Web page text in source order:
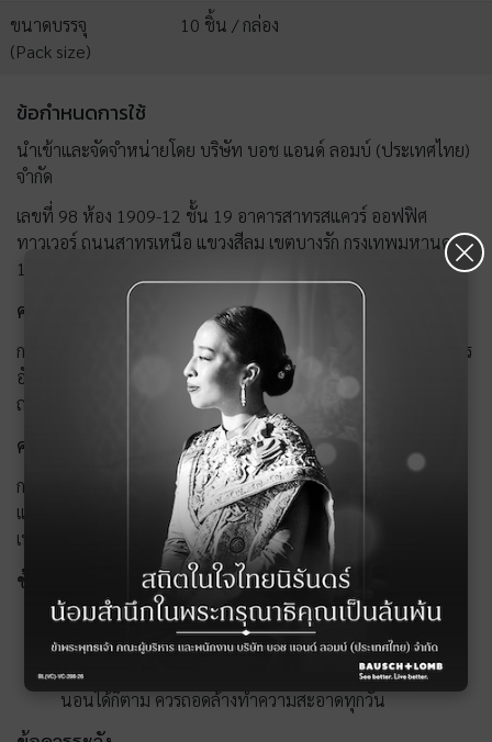
×
ขนาดบรรจุ
(Pack size)
10 ชิ้น / กล่อง
ข้อกำหนดการใช้
นำเข้าและจัดจำหน่ายโดย บริษัท บอช แอนด์ ลอมบ์ (ประเทศไทย)
จำกัด
เลขที่ 98 ห้อง 1909-12 ชั้น 19 อาคารสาทรสแควร์ ออฟฟิศ
ทาวเวอร์ ถนนสาทรเหนือ แขวงสีลม เขตบางรัก กรุงเทพมหานคร
10500 โทรศัพท์ 0-2643-7888 โทรสาร 0-2643-7889
คำเตือน
การใช้เลนส์สัมผัสโดยเฉพาะอย่างยิ่งการใช้ผิดวิธี มีความเสี่ยงต่อการ
อักเสบ หรือการติดเชื้อของดวงตา อาจรุนแรงถึงขั้นสูญเสียตาอย่าง
ถาวรได้
คำแนะนำ
การใช้เลนส์สัมผัสควรได้รับการสั่งใช้และตรวจติดตามทุกปีโดยจักษุ
แพทย์ หรือผู้ประกอบการโรคศิลปะ โดยอาศัยทัศนมาตรศาสตร์
เท่านั้น
ข้อห้ามใช้
ห้ามใส่เลนส์สัมผัสนานเกินระยะเวลาที่กำหนด
ห้ามใส่เลนส์สัมผัสร่วมกับบุคคลอื่น
ห้ามใส่เลนส์สัมผัสทุกชนิดเวลานอนถึงแม้ว่าจะเป็นชนิดใส่
นอนได้ก็ตาม ควรถอดล้างทำความสะอาดทุกวัน